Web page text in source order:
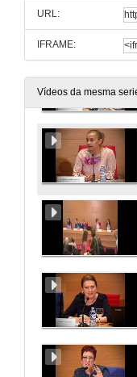
URL:
IFRAME:
Vídeos da mesma